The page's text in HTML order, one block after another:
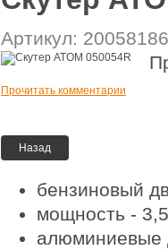
Артикул: 20058186
Прочитать комментарии
Назад
бензиновый
мощность -
алюминиевые